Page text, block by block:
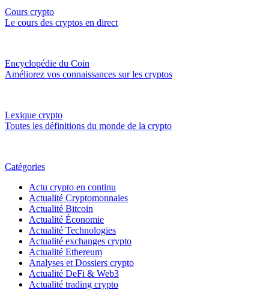
Cours crypto
Le cours des cryptos en direct
Encyclopédie du Coin
Améliorez vos connaissances sur les cryptos
Lexique crypto
Toutes les définitions du monde de la crypto
Catégories
Actu crypto en continu
Actualité Cryptomonnaies
Actualité Bitcoin
Actualité Économie
Actualité Technologies
Actualité exchanges crypto
Actualité Ethereum
Analyses et Dossiers crypto
Actualité DeFi & Web3
Actualité trading crypto